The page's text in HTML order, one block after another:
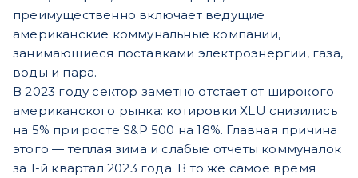
преимущественно включает ведущие
американские коммунальные компании,
занимающиеся поставками электроэнергии, газа,
воды и пара.
В 2023 году сектор заметно отстает от широкого
американского рынка: котировки XLU снизились
на 5% при росте S&P 500 на 18%. Главная причина
этого — теплая зима и слабые отчеты коммуналок
за 1-й квартал 2023 года. В то же самое время